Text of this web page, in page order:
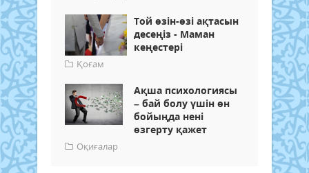
Той өзін-өзі ақтасын
десеңіз - Маман
кеңестері
Қоғам
Ақша психологиясы
– бай болу үшін өн
бойыңда нені
өзгерту қажет
Оқиғалар